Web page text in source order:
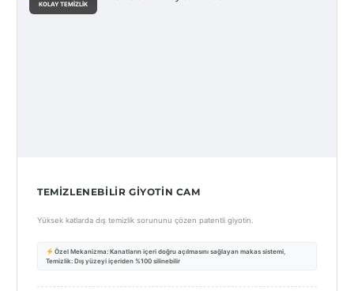
KOLAY TEMIZLIK
TEMIZLENEBILIR GIYOTIN CAM
Yüksek katlarda dış temizlik sorununu çözen patentli giyotin.
Özel Mekanizma: Kanatların içeri doğru açılmasını sağlayan makas sistemi,
Temizlik: Dış yüzeyi içeriden %100 silinebilir